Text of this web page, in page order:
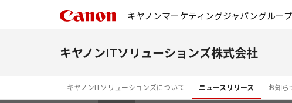
キヤノンマーケティングジャパングループ
キヤノンITソリューションズ株式会社
キヤノンITソリューションズについて ニュースリリース お知ら